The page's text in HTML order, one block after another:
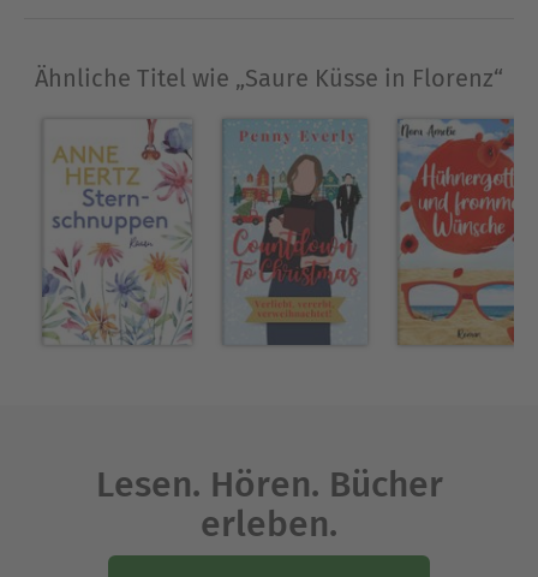
Über Marit Bernson
Marit Bernson wurde 1977 in Mecklenburg
geboren. Nach dem Abitur studierte sie in Kassel
und Berlin. Danach zog sie nach Oberfranken, wo
sie immer noch mit ihrem Mann und zwei Kindern
lebt. Sie schreibt Liebesromane, Kinderbücher
und humorvolle Geschichten.
Ausblenden
Ähnliche Titel wie „Saure Küsse in Florenz“
Lesen. Hören. Bücher
erleben.